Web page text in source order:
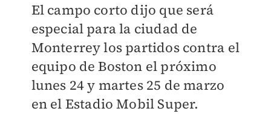
El campo corto dijo que será
especial para la ciudad de
Monterrey los partidos contra el
equipo de Boston el próximo
lunes 24 y martes 25 de marzo
en el Estadio Mobil Super.